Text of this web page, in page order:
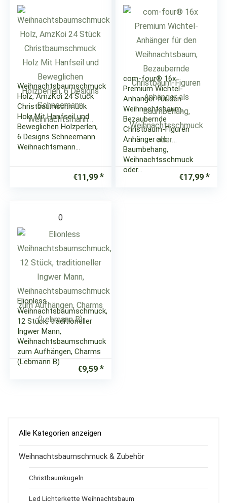
Weihnachtsbaumschmuck
Holz, AmzKoi 24 Stück
Christbaumschmuck
Holz Mit Hanfseil und
Beweglichen Holzperlen,
6 Designs Schneemann
Weihnachtsmann…
€11,99
com-four® 16x
Premium Wichtel-
Anhänger für den
Weihnachtsbaum,
Bezaubernde
Christbaum-Figuren
Anhänger als
Baumbehang,
Weihnachtsschmuck
oder…
€17,99
0
Elionless
Weihnachtsbaumschmuck,
12 Stück, traditioneller
Ingwer Mann,
Weihnachtsbaumschmuck
zum Aufhängen, Charms
(Lebmann B)
€9,59
Alle Kategorien anzeigen
Weihnachtsbaumschmuck & Zubehör
Christbaumkugeln
Led Lichterkette Weihnachtsbaum